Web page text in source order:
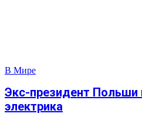
В Мире
Экс-президент Польши
электрика